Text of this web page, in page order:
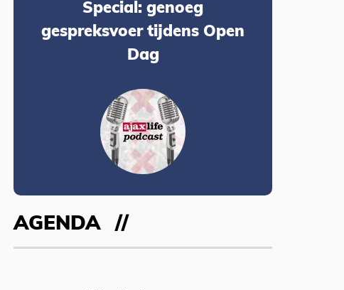
Special: genoeg
gespreksvoer tijdens Open
Dag
AGENDA